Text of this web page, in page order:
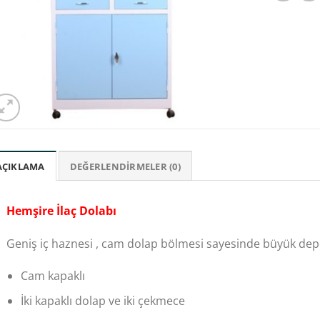
DEĞERLENDIRMELER (0)
Hemşire İlaç Dolabı
Geniş iç haznesi , cam dolap bölmesi sayesinde büyük
Cam kapaklı
İki kapaklı dolap ve iki çekmece